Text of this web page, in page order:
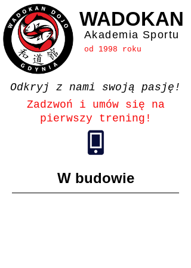
WADOKAN
Akademia Sportu
od 1998 roku
Odkryj z nami swoją pasję!
Zadzwoń i umów się na
pierwszy trening!
W budowie